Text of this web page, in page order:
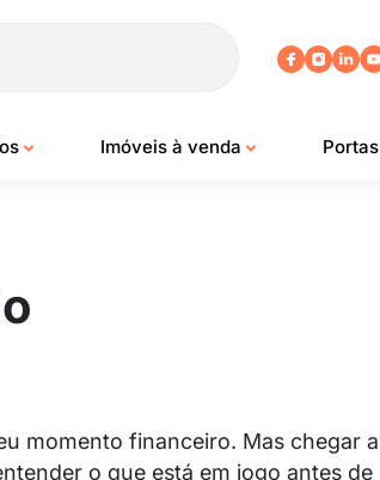
Imóveis à venda Portas
momento financeiro. Mas chegar a
o que está em jogo antes de